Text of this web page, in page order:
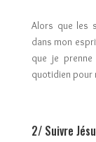
Alors que les
dans mon
que je
quotidien pour
2/ Suivre